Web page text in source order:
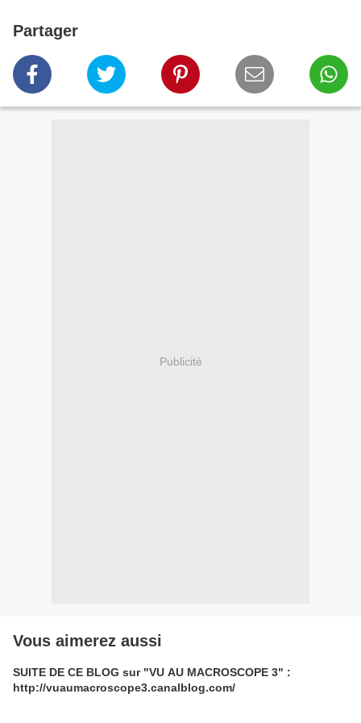
Partager
Publicité
Vous aimerez aussi
SUITE DE CE BLOG sur "VU AU MACROSCOPE 3" :
http://vuaumacroscope3.canalblog.com/